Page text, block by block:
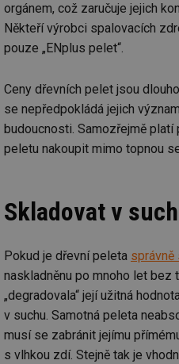
orgánem, což zaručuje jejich
Někteří výrobci spalovacích
pouze „ENplus pelet“.
Ceny dřevních pelet jsou
se nepředpokládá jejich
budoucnosti. Samozřejmě
peletu nakoupit mimo topnou
Skladovat v
Pokud je dřevní peleta správně
naskladněnu po mnoho let bez
„degradovala“ její užitná
v suchu. Samotná peleta
musí se zabránit jejímu
s vlhkou zdí. Stejně tak je